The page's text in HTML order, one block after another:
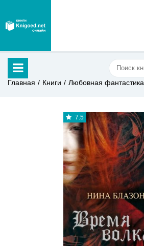
Главная Книги Любовная фантастика
7.5